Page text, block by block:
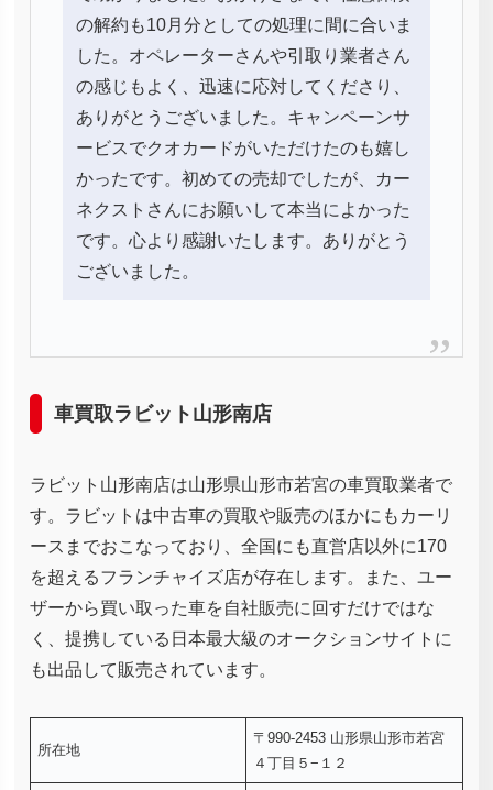
の解約も10月分としての処理に間に合いま
した。オペレーターさんや引取り業者さん
の感じもよく、迅速に応対してくださり、
ありがとうございました。キャンペーンサ
ービスでクオカードがいただけたのも嬉し
かったです。初めての売却でしたが、カー
ネクストさんにお願いして本当によかった
です。心より感謝いたします。ありがとう
ございました。
車買取ラビット山形南店
ラビット山形南店は山形県山形市若宮の車買取業者で
す。ラビットは中古車の買取や販売のほかにもカーリ
ースまでおこなっており、全国にも直営店以外に170
を超えるフランチャイズ店が存在します。また、ユー
ザーから買い取った車を自社販売に回すだけではな
く、提携している日本最大級のオークションサイトに
も出品して販売されています。
所在地
〒990-2453 山形県山形市若宮
４丁目５−１２